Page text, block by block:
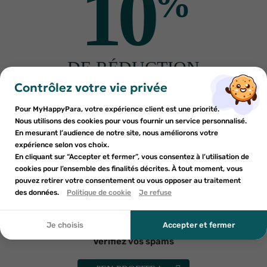
WHAT MATTERS
What Matters gel douche éco-
recharge bio 580ml
AJOUTER AU PANIER
lavante 1L
AJOUTER AU PANIER
PAALM
Paalm Crème de Douche
€93
MKL GREEN NATURE
MKL green nature gel douche
abricot certifié bio 1L
6€23
Ajouter à ma liste d'envies ×
add_circle_outline
Créer une nouvelle liste
((modalTitle)) ×
((confirmMessage))
((cancelText))
((modalDeleteText))
×
Nom de la liste d'envies
Annuler
Créer une liste d'envies
×
Vous devez être connecté pour ajouter des produits à votre
liste d'envies.
Annuler
Connexion
Contrôlez votre vie privée
Pour MyHappyPara, votre expérience client est une priorité.
Nous utilisons des cookies pour vous fournir un service personnalisé.
En mesurant l’audience de notre site, nous améliorons votre
expérience selon vos choix.
En cliquant sur “Accepter et fermer”, vous consentez à l’utilisation de
cookies pour l’ensemble des finalités décrites. À tout moment, vous
pouvez retirer votre consentement ou vous opposer au traitement
des données.
Politique de cookie Je refuse
Je choisis Accepter et fermer
DE RÉDUCTION
sur votre première commande
Inscrivez-vous à notre newsletter et profitez
d'une réduction sur votre première commande*
En soumettant ce formulaire, j'accepte que les
informations saisies soient utilisées dans le cadre de
ma demande et de la relation commerciale qui peut en
découler. Vous référer à la politique de confidentialité.
Vérifiez vos spams